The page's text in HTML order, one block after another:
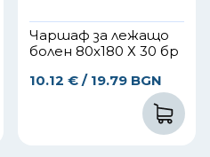
Чаршаф за лежащо
болен 80х180 Х 30 бр
10.12 € / 19.79 BGN